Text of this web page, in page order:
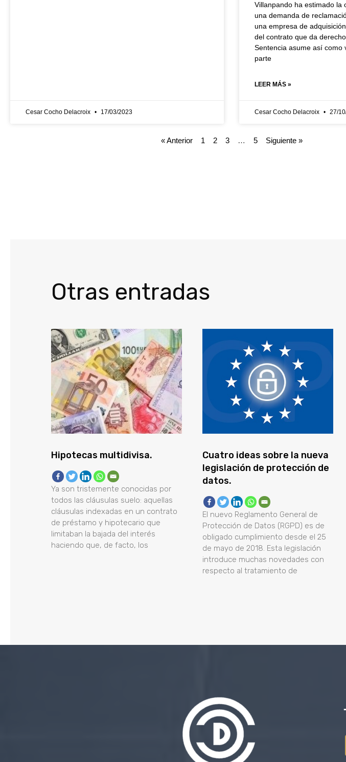
Cesar Cocho Delacroix 17/03/2023
Villanpando ha estimado la
una demanda de
una empresa de
del contrato que da
Sentencia asume así como
parte
LEER MÁS »
Cesar Cocho Delacroix 27/
« Anterior 1 2 3 … 5 Siguiente »
Otras entradas
Hipotecas multidivisa.
Ya son tristemente conocidas por
todos las cláusulas suelo: aquellas
cláusulas indexadas en un contrato
de préstamo y hipotecario que
limitaban la bajada del interés
haciendo que, de facto, los
Cuatro ideas sobre la nueva
legislación de protección de
datos.
El nuevo Reglamento General de
Protección de Datos (RGPD) es de
obligado cumplimiento desde el 25
de mayo de 2018. Esta legislación
introduce muchas novedades con
respecto al tratamiento de